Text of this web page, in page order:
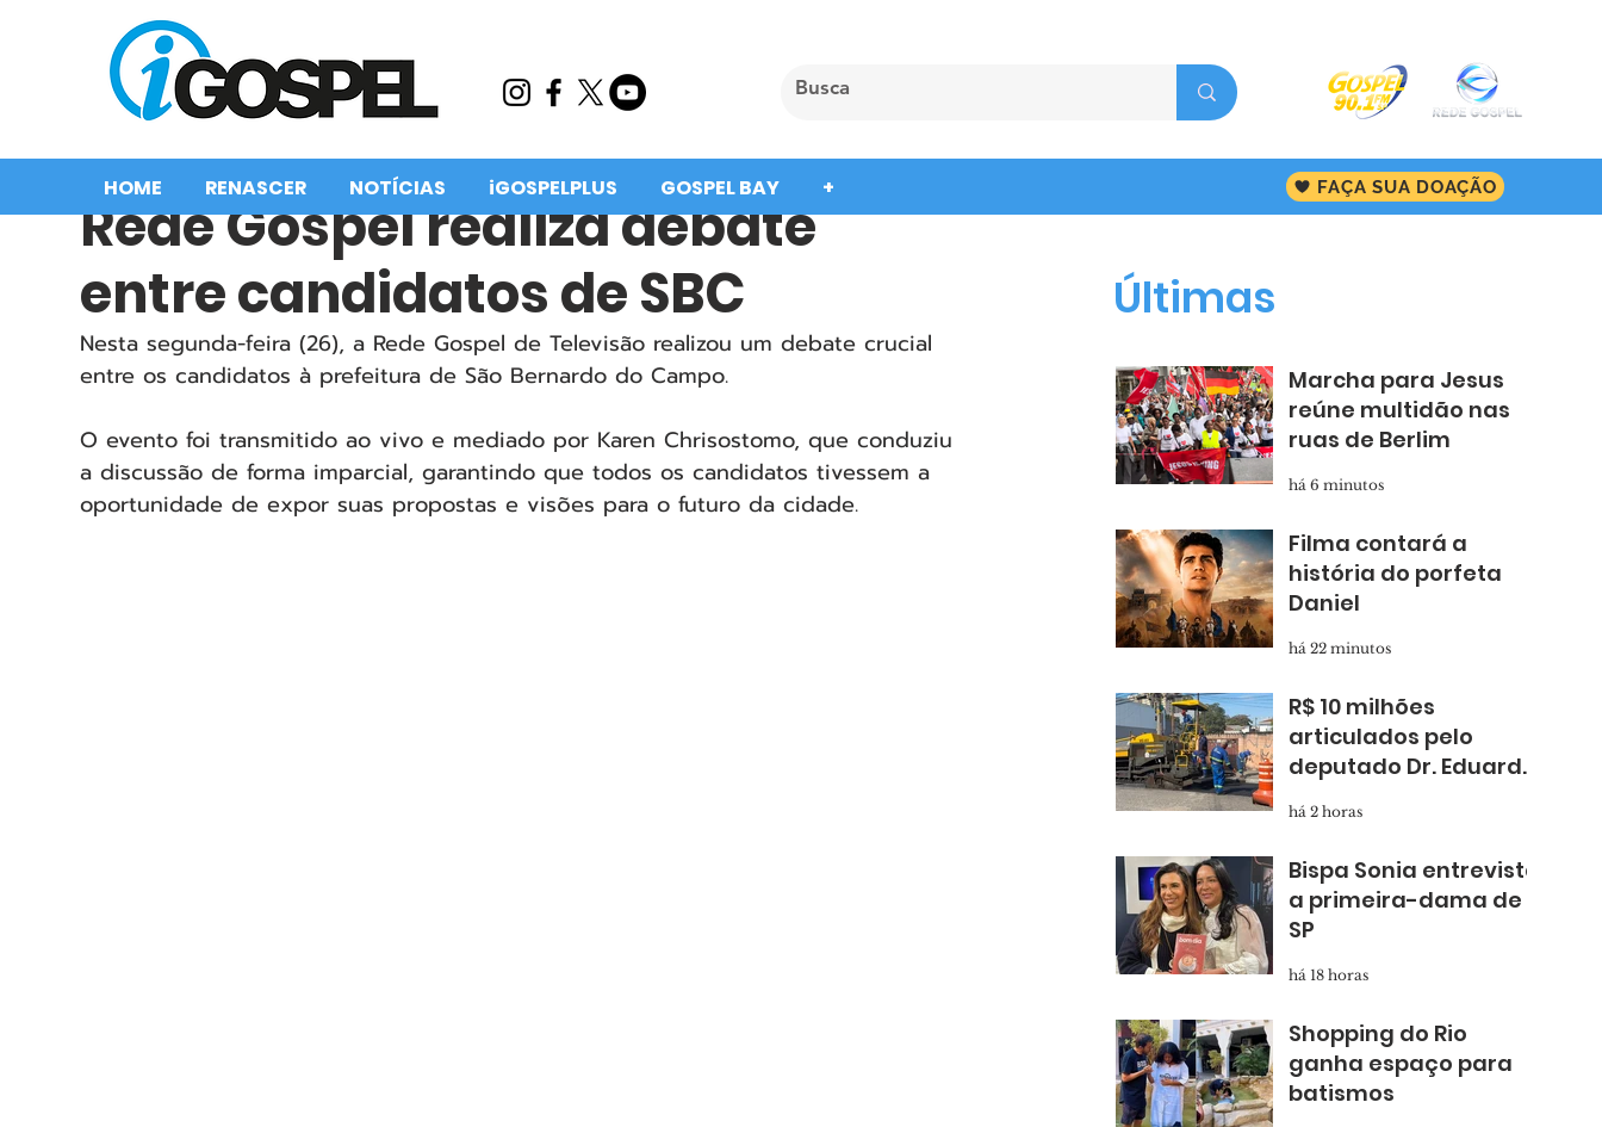
HOME RENASCER NOTÍCIAS iGOSPELPLUS GOSPEL BAY + FAÇA SUA DOAÇÃO
Rede Gospel realiza debate
entre candidatos de SBC
Nesta segunda-feira (26), a Rede Gospel de Televisão realizou um debate crucial
entre os candidatos à prefeitura de São Bernardo do Campo.
O evento foi transmitido ao vivo e mediado por Karen Chrisostomo, que conduziu
a discussão de forma imparcial, garantindo que todos os candidatos tivessem a
oportunidade de expor suas propostas e visões para o futuro da cidade.
Marcha para Jesus
reúne multidão nas
ruas de Berlim
há 6 minutos
Filma contará a
história do porfeta
Daniel
há 22 minutos
R$ 10 milhões
articulados pelo
deputado Dr. Eduardo
asfalto novo para
Taboão
há 2 horas
Bispa Sonia entrevista
a primeira-dama de
SP
há 18 horas
Shopping do Rio
ganha espaço para
batismos
Últimas